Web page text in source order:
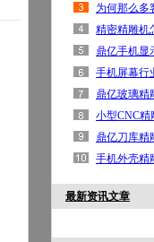
为何那么多
机？
精密精雕机
鼎亿手机显
手机屏幕行
展
鼎亿玻璃精
小型CNC
出现事故？
鼎亿刀库精
手机外壳精
最新资讯文章